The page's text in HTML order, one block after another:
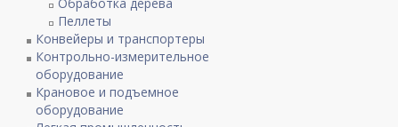
Пеллеты
Конвейеры и транспортеры
Контрольно-измерительное
оборудование
Крановое и подъемное
оборудование